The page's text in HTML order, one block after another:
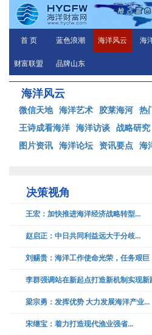
首 页 蓝色浪潮 海洋风云 海
财富联盟 品牌山东
海洋风云
微信天地 海洋艺术 胶莱海河 热
王诗成看海洋 海洋访谈 战略研究
图片资讯 海洋论坛 资讯要点 海
决策视角
王宏：加快推进海洋经济战略转型...
赵启正：中日共同利益远大于分歧...
刘赐贵：海洋工作使命光荣，任务艰巨
李群强调站在新起点打造新机制实现新
梁宗勇：发挥优势 大力发展海洋产业...
宋继宝：着力打造现代渔业强省...